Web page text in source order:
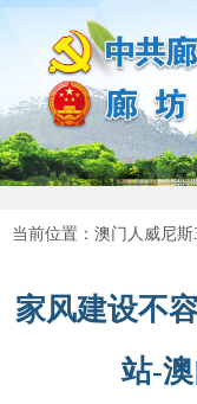
当前位置： 澳门人威尼斯
家风建设不
站-